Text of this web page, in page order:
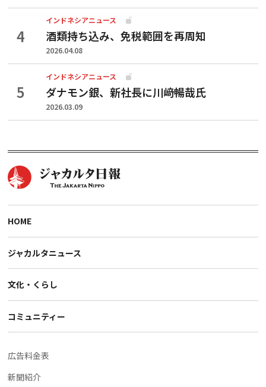
インドネシアニュース
酒類持ち込み、免税範囲を再周知
2026.04.08
インドネシアニュース
ダナモン銀、新社長に川﨑暢哉氏
2026.03.09
HOME
ジャカルタニュース
文化・くらし
コミュニティー
広告料金表
新聞紹介